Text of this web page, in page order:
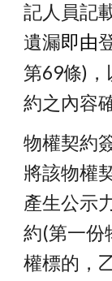
記人員記
遺漏即由
第69條)，
約之內容
物權契約
將該物權
產生公示
約(第一份
權標的，